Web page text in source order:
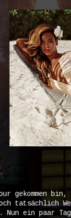
gekommen
tatsächlich
Nun ein paar